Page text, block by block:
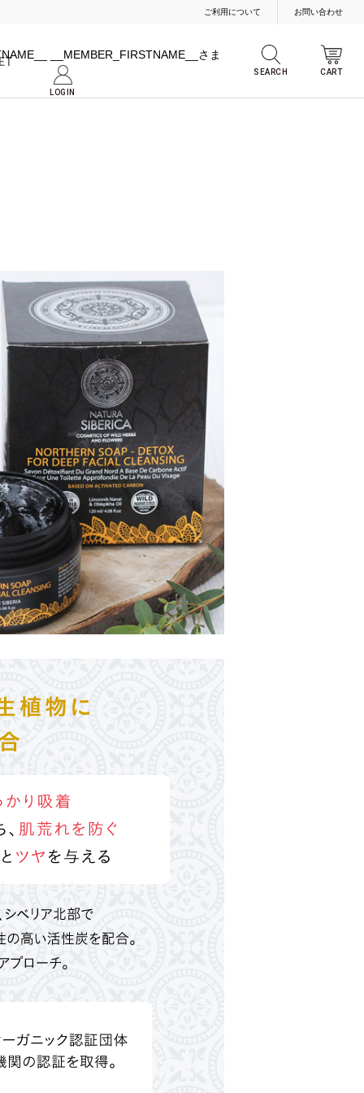
ご利用について お問い合わせ
__MEMBER_FIRSTNAME__さま
LOGIN
SEARCH CART